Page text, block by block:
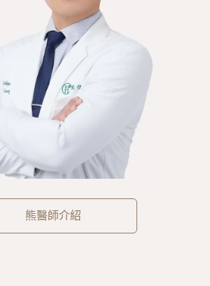
熊醫師介紹